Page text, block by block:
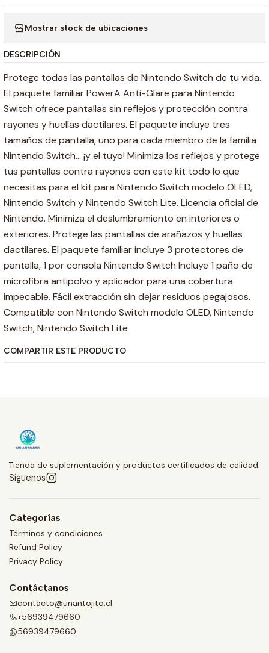
Mostrar stock de ubicaciones
DESCRIPCIÓN
Protege todas las pantallas de Nintendo Switch de tu vida.
El paquete familiar PowerA Anti-Glare para Nintendo
Switch ofrece pantallas sin reflejos y protección contra
rayones y huellas dactilares. El paquete incluye tres
tamaños de pantalla, uno para cada miembro de la familia
Nintendo Switch... ¡y el tuyo! Minimiza los reflejos y protege
tus pantallas contra rayones con este kit todo lo que
necesitas para el kit para Nintendo Switch modelo OLED,
Nintendo Switch y Nintendo Switch Lite. Licencia oficial de
Nintendo. Minimiza el deslumbramiento en interiores o
exteriores. Protege las pantallas de arañazos y huellas
dactilares. El paquete familiar incluye 3 protectores de
pantalla, 1 por consola Nintendo Switch Incluye 1 paño de
microfibra antipolvo y aplicador para una cobertura
impecable. Fácil extracción sin dejar residuos pegajosos.
Compatible con Nintendo Switch modelo OLED, Nintendo
Switch, Nintendo Switch Lite
COMPARTIR ESTE PRODUCTO
Tienda de suplementación y productos certificados de calidad.
Síguenos
Categorías
Términos y condiciones
Refund Policy
Privacy Policy
Contáctanos
contacto@unantojito.cl
+56939479660
56939479660